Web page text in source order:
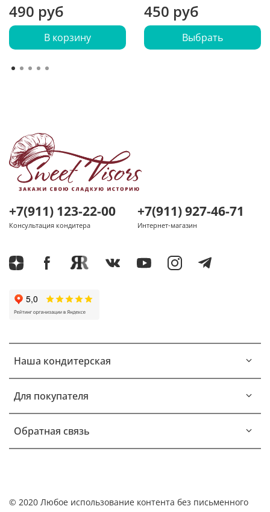
490 руб
В корзину
450 руб
Выбрать
Наша кондитерская
Для покупателя
Обратная связь
+7(911) 123-22-00
Консультация кондитера
+7(911) 927-46-71
Интернет-магазин
© 2020 Любое использование контента без письменного